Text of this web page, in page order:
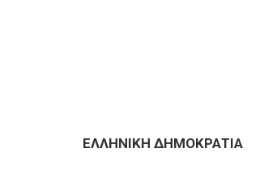
ΕΠΙΧΕΙΡΗΣΕΙΣΕΛΛΗΝΙΚΗ ΔΗΜΟΚΡΑΤΙΑ